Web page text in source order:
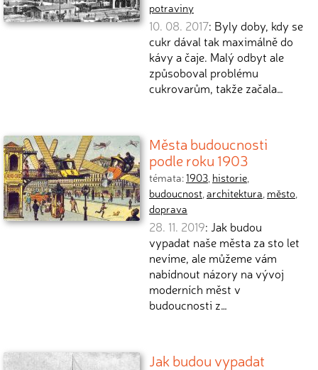
potraviny
10. 08. 2017: Byly doby, kdy se
cukr dával tak maximálně do
kávy a čaje. Malý odbyt ale
způsoboval problému
cukrovarům, takže začala…
Města budoucnosti
podle roku 1903
témata:1903, historie,
budoucnost,architektura, město,
doprava
28. 11. 2019: Jak budou
vypadat naše města za sto let
nevíme, ale můžeme vám
nabídnout názory na vývoj
moderních měst v
budoucnosti z…
Jak budou vypadat